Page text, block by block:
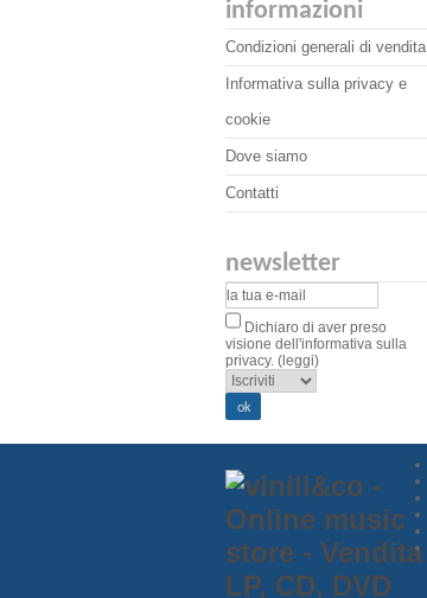
informazioni
Condizioni generali di vendita
Informativa sulla privacy e
cookie
Dove siamo
Contatti
newsletter
Dichiaro di aver preso
visione dell'informativa sulla
privacy. (leggi)